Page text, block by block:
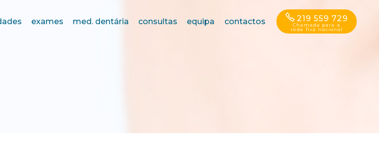
exames med. dentária consultas equipa contactos 219 559 729
Chamada para a
rede fixa nacional